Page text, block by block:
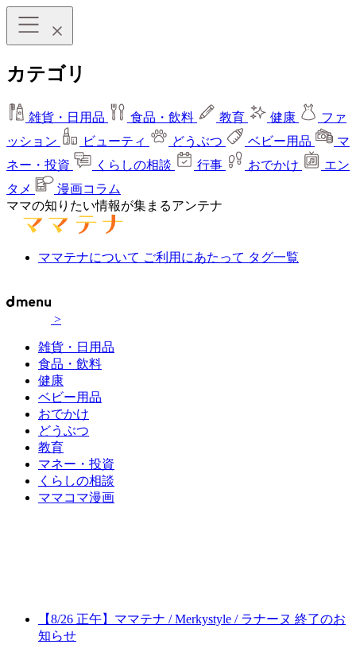
カテゴリ
雑貨・日用品 食品・飲料 教育 健康
ファ
ッション
ビューティ どうぶつ ベビー用品
マ
ネー・投資
くらしの相談 行事 おでかけ
エン
タメ
漫画コラム
ママの知りたい情報が集まるアンテナ
ママテナについて ご利用にあたって タグ一覧
>
雑貨・日用品
食品・飲料
健康
ベビー用品
おでかけ
どうぶつ
教育
マネー・投資
くらしの相談
ママコマ漫画
【8/26 正午】ママテナ / Merkystyle / ラナーヌ 終了のお
知らせ